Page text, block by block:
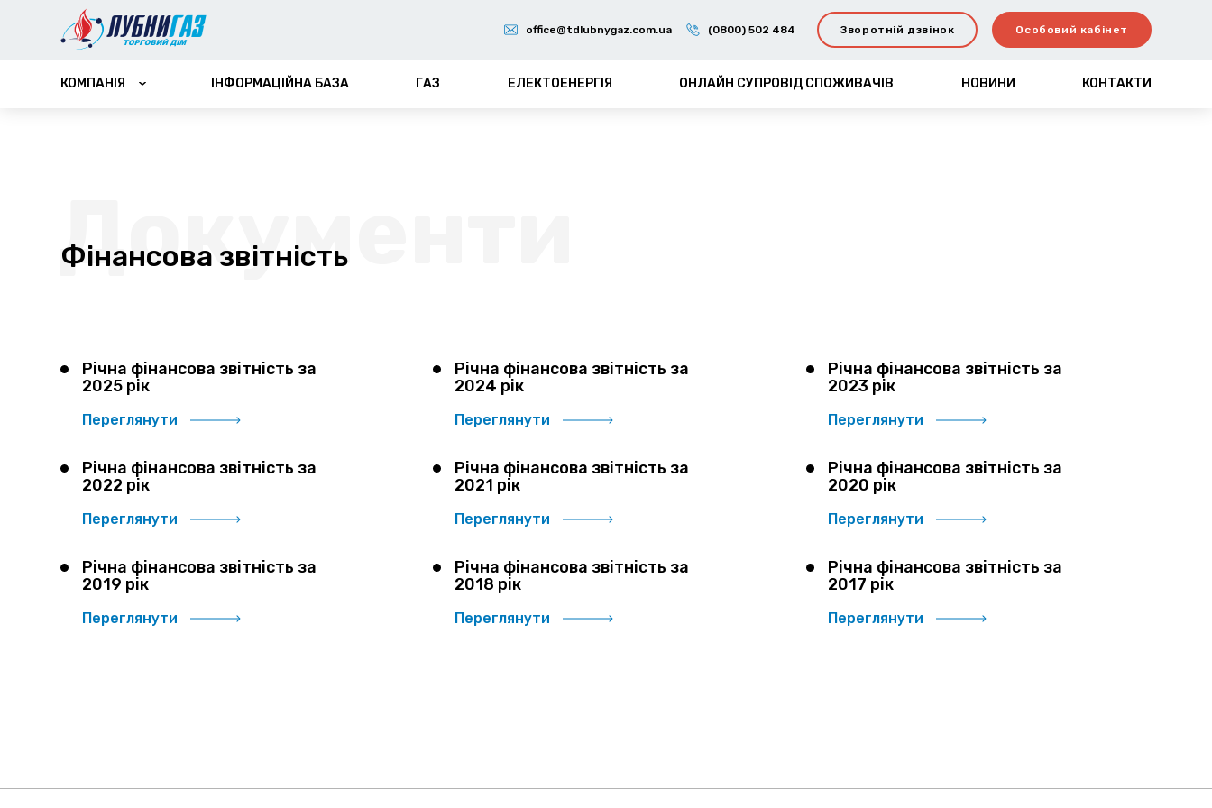
office@tdlubnygaz.com.ua (0800) 502 484 Зворотній дзвінок Особовий кабінет
КОМПАНІЯ
ІНФОРМАЦІЙНА БАЗА ГАЗ ЕЛЕКТОЕНЕРГІЯ ОНЛАЙН СУПРОВІД СПОЖИВАЧІВ НОВИНИ КОНТАКТИ
Фінансова звітність
Річна фінансова звітність за
2025 рік
Переглянути
Річна фінансова звітність за
2024 рік
Переглянути
Річна фінансова звітність за
2023 рік
Переглянути
Річна фінансова звітність за
2022 рік
Переглянути
Річна фінансова звітність за
2021 рік
Переглянути
Річна фінансова звітність за
2020 рік
Переглянути
Річна фінансова звітність за
2019 рік
Переглянути
Річна фінансова звітність за
2018 рік
Переглянути
Річна фінансова звітність за
2017 рік
Переглянути